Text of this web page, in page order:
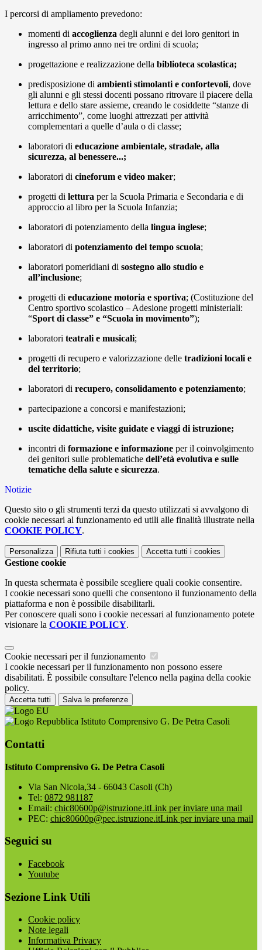
I percorsi di ampliamento prevedono:
momenti di accoglienza degli alunni e dei loro genitori in
ingresso al primo anno nei tre ordini di scuola;
progettazione e realizzazione della biblioteca scolastica;
predisposizione di ambienti stimolanti e confortevoli, dove
gli alunni e gli stessi docenti possano ritrovare il piacere della
lettura e dello stare assieme, creando le cosiddette “stanze di
arricchimento”, come luoghi attrezzati per attività
complementari a quelle d’aula o di classe;
laboratori di educazione ambientale, stradale, alla
sicurezza, al benessere...;
laboratori di cineforum e video maker;
progetti di lettura per la Scuola Primaria e Secondaria e di
approccio al libro per la Scuola Infanzia;
laboratori di potenziamento della lingua inglese;
laboratori di potenziamento del tempo scuola;
laboratori pomeridiani di sostegno allo studio e
all’inclusione;
progetti di educazione motoria e sportiva; (Costituzione del
Centro sportivo scolastico – Adesione progetti ministeriali:
“Sport di classe” e “Scuola in movimento”);
laboratori teatrali e musicali;
progetti di recupero e valorizzazione delle tradizioni locali e
del territorio;
laboratori di recupero, consolidamento e potenziamento;
partecipazione a concorsi e manifestazioni;
uscite didattiche, visite guidate e viaggi di istruzione;
incontri di formazione e informazione per il coinvolgimento
dei genitori sulle problematiche dell’età evolutiva e sulle
tematiche della salute e sicurezza.
Notizie
Questo sito o gli strumenti terzi da questo utilizzati si avvalgono di
cookie necessari al funzionamento ed utili alle finalità illustrate nella
COOKIE POLICY.
Personalizza Rifiuta tutti i cookies Accetta tutti i cookies
Gestione cookie
In questa schermata è possibile scegliere quali cookie consentire.
I cookie necessari sono quelli che consentono il funzionamento della
piattaforma e non è possibile disabilitarli.
Per conoscere quali sono i cookie necessari al funzionamento potete
visionare la COOKIE POLICY.
Cookie necessari per il funzionamento
I cookie necessari per il funzionamento non possono essere
disabilitati. È possibile consultare l'elenco nella pagina della cookie
policy.
Accetta tutti Salva le preferenze
Istituto Comprensivo G. De Petra Casoli
Contatti
Istituto Comprensivo G. De Petra Casoli
Via San Nicola,34 - 66043 Casoli (Ch)
Tel: 0872 981187
Email: chic80600p@istruzione.itLink per inviare una mail
PEC: chic80600p@pec.istruzione.itLink per inviare una mail
Seguici su
Facebook
Youtube
Sezione Link Utili
Cookie policy
Note legali
Informativa Privacy